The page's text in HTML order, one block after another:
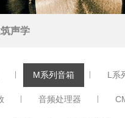
声学
M系列音箱 L系
音频处理器